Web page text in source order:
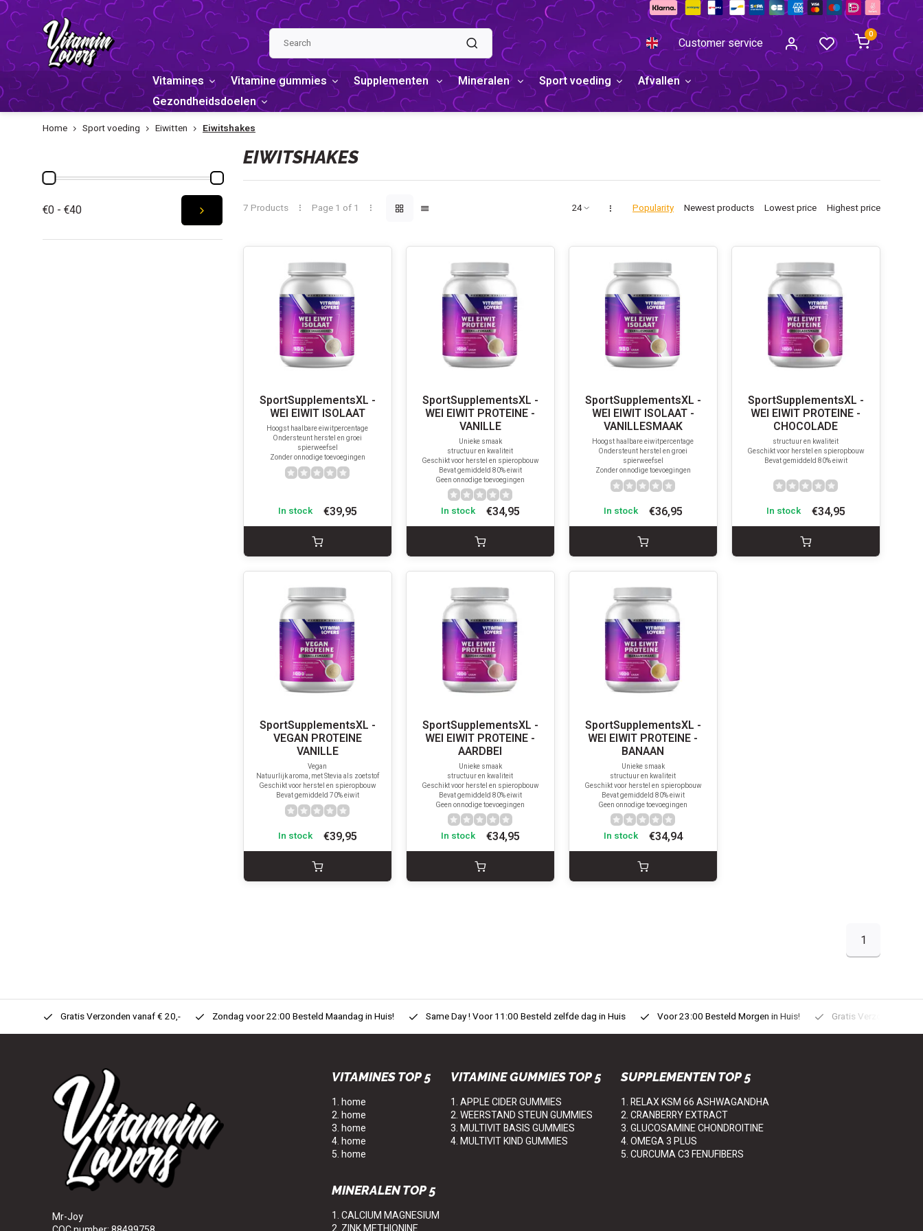
Customer service
0
Vitamines Vitamine gummies Supplementen Mineralen Sport voeding
Afvallen
Gezondheidsdoelen
Home Sport voeding Eiwitten Eiwitshakes
€0 - €40
EIWITSHAKES
7 Products Page 1 of 1 Popularity Newest products Lowest price Highest price
SportSupplementsXL -
WEI EIWIT ISOLAAT
Hoogst haalbare eiwitpercentage
Ondersteunt herstel en groei
spierweefsel
Zonder onnodige toevoegingen
€39,95
In stock
SportSupplementsXL -
WEI EIWIT PROTEINE -
VANILLE
Unieke smaak
structuur en kwaliteit
Geschikt voor herstel en spieropbouw
Bevat gemiddeld 80% eiwit
Geen onnodige toevoegingen
€34,95
In stock
SportSupplementsXL -
WEI EIWIT ISOLAAT -
VANILLESMAAK
Hoogst haalbare eiwitpercentage
Ondersteunt herstel en groei
spierweefsel
Zonder onnodige toevoegingen
€36,95
In stock
SportSupplementsXL -
WEI EIWIT PROTEINE -
CHOCOLADE
structuur en kwaliteit
Geschikt voor herstel en spieropbouw
Bevat gemiddeld 80% eiwit
€34,95
In stock
SportSupplementsXL -
VEGAN PROTEINE
VANILLE
Vegan
Natuurlijk aroma, met Stevia als zoetstof
Geschikt voor herstel en spieropbouw
Bevat gemiddeld 70% eiwit
€39,95
In stock
SportSupplementsXL -
WEI EIWIT PROTEINE -
AARDBEI
Unieke smaak
structuur en kwaliteit
Geschikt voor herstel en spieropbouw
Bevat gemiddeld 80% eiwit
Geen onnodige toevoegingen
€34,95
In stock
SportSupplementsXL -
WEI EIWIT PROTEINE -
BANAAN
Unieke smaak
structuur en kwaliteit
Geschikt voor herstel en spieropbouw
Bevat gemiddeld 80% eiwit
Geen onnodige toevoegingen
€34,94
In stock
1
Gratis Verzonden vanaf € 20,- Zondag voor 22:00 Besteld Maandag in Huis! Same Day ! Voor 11:00 Besteld zelfde dag in Huis Voor 23:00 Besteld Morgen in Huis! Gratis Verzonden
Mr-Joy
VITAMINES TOP 5
1. home
2. home
3. home
4. home
5. home
VITAMINE GUMMIES TOP 5
1. APPLE CIDER GUMMIES
2. WEERSTAND STEUN GUMMIES
3. MULTIVIT BASIS GUMMIES
4. MULTIVIT KIND GUMMIES
SUPPLEMENTEN TOP 5
1. RELAX KSM 66 ASHWAGANDHA
2. CRANBERRY EXTRACT
3. GLUCOSAMINE CHONDROITINE
4. OMEGA 3 PLUS
5. CURCUMA C3 FENUFIBERS
MINERALEN TOP 5
1. CALCIUM MAGNESIUM